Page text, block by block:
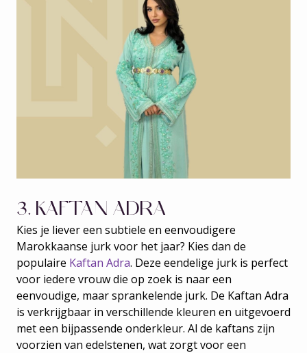
3. KAFTAN ADRA
Kies je liever een subtiele en eenvoudigere
Marokkaanse jurk voor het jaar? Kies dan de
populaire Kaftan Adra. Deze eendelige jurk is perfect
voor iedere vrouw die op zoek is naar een
eenvoudige, maar sprankelende jurk. De Kaftan Adra
is verkrijgbaar in verschillende kleuren en uitgevoerd
met een bijpassende onderkleur. Al de kaftans zijn
voorzien van edelstenen, wat zorgt voor een